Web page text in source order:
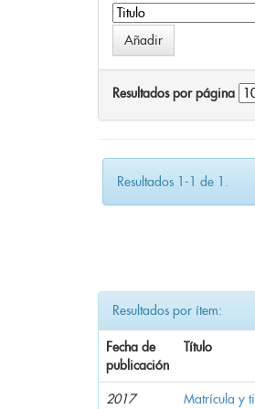
Resultados por página
Resultados 1-1 de 1.
Resultados por ítem:
Fecha de
publicación
Título
2017 Matrícula y